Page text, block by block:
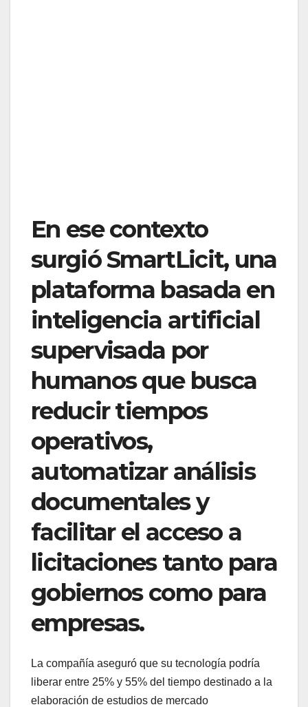
En ese contexto
surgió SmartLicit, una
plataforma basada en
inteligencia artificial
supervisada por
humanos que busca
reducir tiempos
operativos,
automatizar análisis
documentales y
facilitar el acceso a
licitaciones tanto para
gobiernos como para
empresas.
La compañía aseguró que su tecnología podría
liberar entre 25% y 55% del tiempo destinado a la
elaboración de estudios de mercado